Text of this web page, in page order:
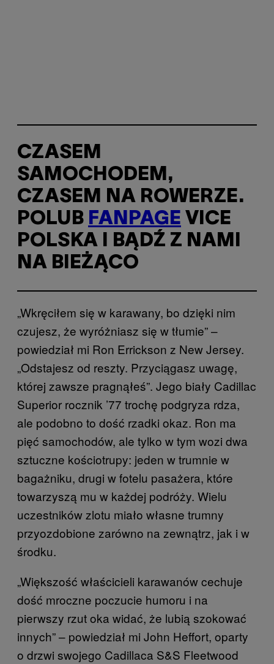
CZASEM
SAMOCHODEM,
CZASEM NA ROWERZE.
POLUB FANPAGE VICE
POLSKA I BĄDŹ Z NAMI
NA BIEŻĄCO
„Wkręciłem się w karawany, bo dzięki nim
czujesz, że wyróżniasz się w tłumie” –
powiedział mi Ron Errickson z New Jersey.
„Odstajesz od reszty. Przyciągasz uwagę,
której zawsze pragnąłeś”. Jego biały Cadillac
Superior rocznik ’77 trochę podgryza rdza,
ale podobno to dość rzadki okaz. Ron ma
pięć samochodów, ale tylko w tym wozi dwa
sztuczne kościotrupy: jeden w trumnie w
bagażniku, drugi w fotelu pasażera, które
towarzyszą mu w każdej podróży. Wielu
uczestników zlotu miało własne trumny
przyozdobione zarówno na zewnątrz, jak i w
środku.
„Większość właścicieli karawanów cechuje
dość mroczne poczucie humoru i na
pierwszy rzut oka widać, że lubią szokować
innych” – powiedział mi John Heffort, oparty
o drzwi swojego Cadillaca S&S Fleetwood